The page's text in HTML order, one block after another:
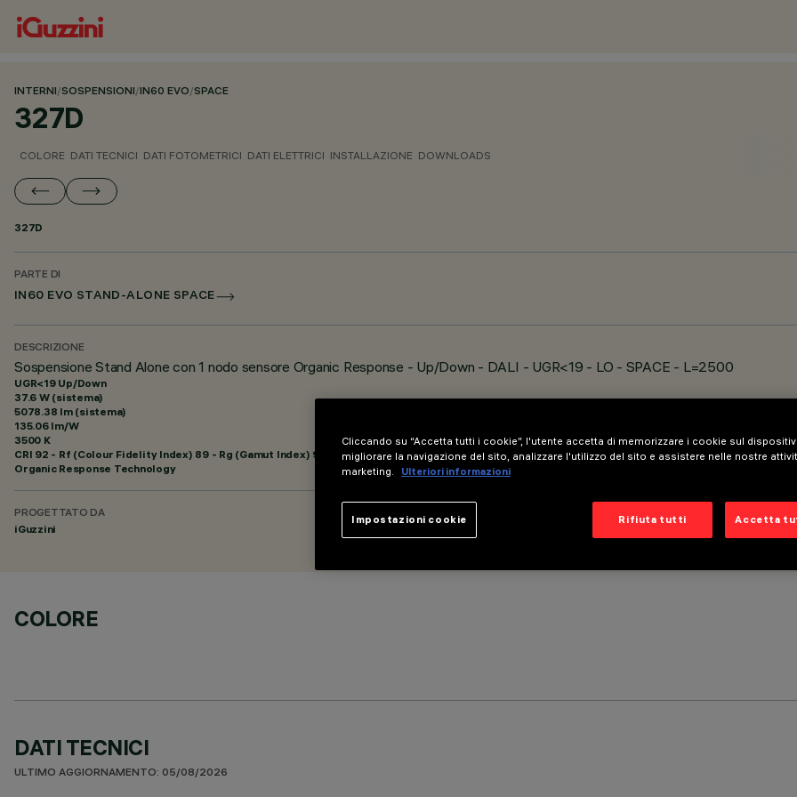
INTERNI/SOSPENSIONI/IN60 EVO/SPACE
327D
COLORE DATI TECNICI DATI FOTOMETRICI DATI ELETTRICI INSTALLAZIONE DOWNLOADS
327D
PARTE DI
IN60 EVO STAND-ALONE SPACE
DESCRIZIONE
Sospensione Stand Alone con 1 nodo sensore Organic Response - Up/Down - DALI - UGR<19 - LO - SPACE - L=2500
UGR<19 Up/Down
37.6 W (sistema)
5078.38 lm (sistema)
135.06 lm/W
3500 K
CRI 92 - Rf (Colour Fidelity Index) 89 - Rg (Gamut Index) 95
Organic Response Technology
PROGETTATO DA
iGuzzini
COLORE
DATI TECNICI
ULTIMO AGGIORNAMENTO: 05/08/2026
Cliccando su “Accetta tutti i cookie”, l'utente accetta di memorizzare i cookie sul
migliorare la navigazione del sito, analizzare l'utilizzo del sito e assistere nelle nostre
marketing.
Ulteriori informazioni
Rifiuta tutti Accetta
Impostazioni cookie